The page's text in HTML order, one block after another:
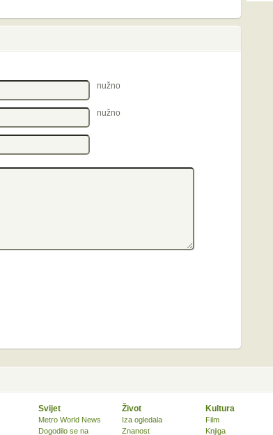
nužno
nužno
Svijet
Metro World News
Dogodilo se na
Život
Iza ogledala
Znanost
Kultura
Film
Knjiga